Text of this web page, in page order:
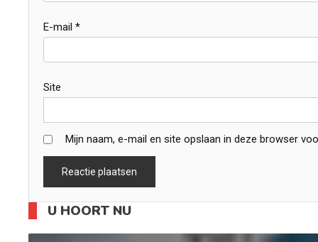
E-mail *
Site
Mijn naam, e-mail en site opslaan in deze browser
U HOORT NU